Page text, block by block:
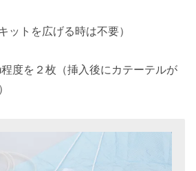
ットを広げる時は不要）
程度を２枚（挿入後にカテーテルが